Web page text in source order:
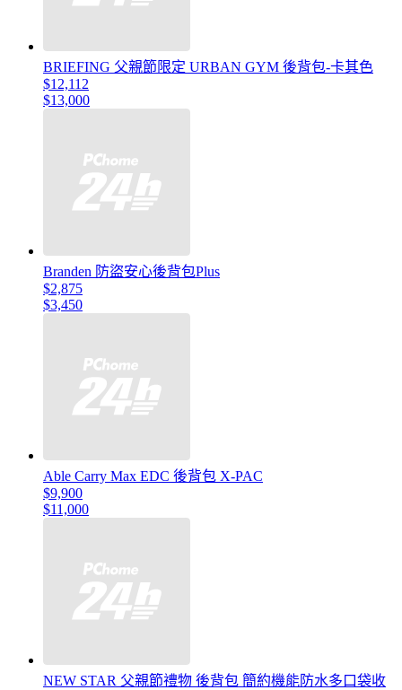
BRIEFING 父親節限定 URBAN GYM 後背包-卡其色
$12,112
$13,000
Branden 防盜安心後背包Plus
$2,875
$3,450
Able Carry Max EDC 後背包 X-PAC
$9,900
$11,000
NEW STAR 父親節禮物 後背包 簡約機能防水多口袋收